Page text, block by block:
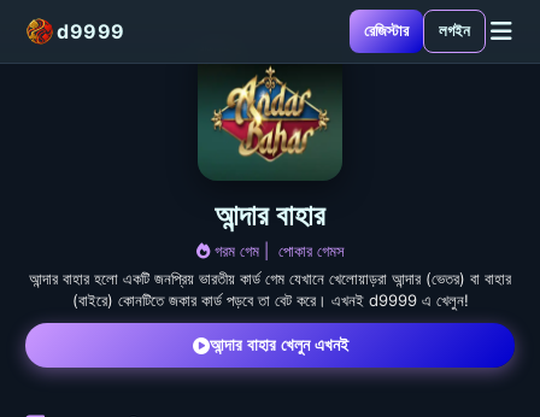
d9999 রেজিস্টার লগইন
আন্দার বাহার
গরম গেম |
পোকার গেমস
আন্দার বাহার হলো একটি জনপ্রিয় ভারতীয় কার্ড গেম যেখানে খেলোয়াড়রা আন্দার (ভেতর) বা বাহার
(বাইরে) কোনটিতে জকার কার্ড পড়বে তা বেট করে। এখনই d9999 এ খেলুন!
আন্দার বাহার খেলুন এখনই